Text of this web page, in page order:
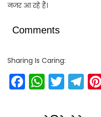
नजर आ रहे हैं।
Comments
Sharing Is Caring:
Facebook